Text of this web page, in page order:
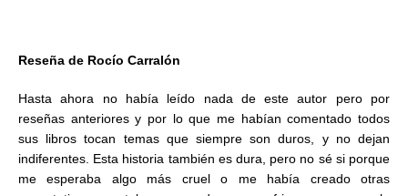
Reseña de Rocío Carralón
Hasta ahora no había leído nada de este autor pero por
reseñas anteriores y por lo que me habían comentado todos
sus libros tocan temas que siempre son duros, y no dejan
indiferentes. Esta historia también es dura, pero no sé si porque
me esperaba algo más cruel o me había creado otras